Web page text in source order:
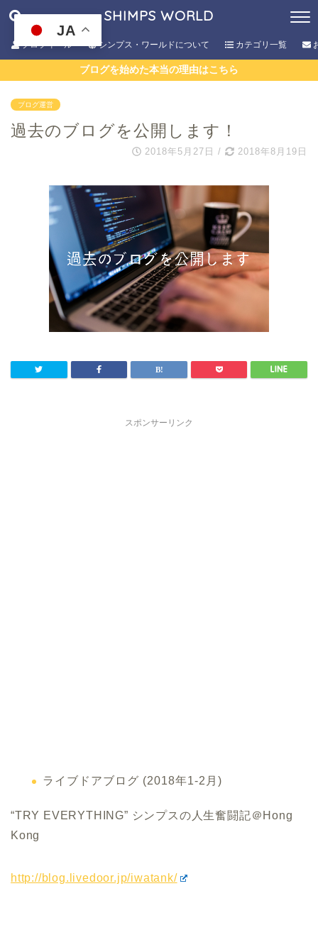
SHIMPS WORLD
プロフィール シンプス・ワールドについて カテゴリ一覧
ブログを始めた本当の理由はこちら
ブログ運営
過去のブログを公開します！
2018年5月27日 / 2018年8月19日
スポンサーリンク
ライブドアブログ (2018年1-2月)
“TRY EVERYTHING” シンプスの人生奮闘記＠Hong
Kong
http://blog.livedoor.jp/iwatank/
JA